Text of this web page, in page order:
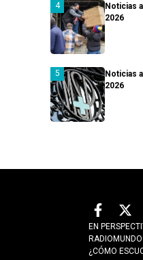
Noticias
2026
Noticias
2026
EN
¿CÓMO